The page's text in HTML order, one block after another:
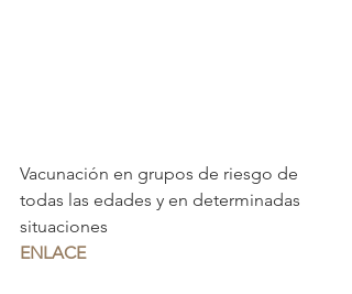
Vacunación en grupos de riesgo de
todas las edades y en determinadas
situaciones
ENLACE